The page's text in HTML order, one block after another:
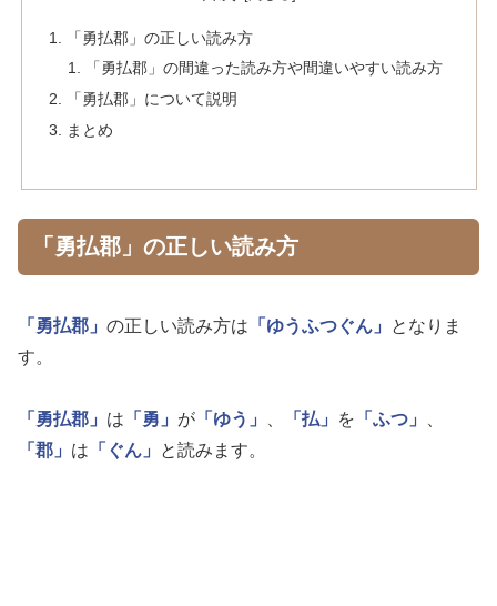
「勇払郡」の正しい読み方
「勇払郡」の間違った読み方や間違いやすい読み方
「勇払郡」について説明
まとめ
「勇払郡」の正しい読み方
「勇払郡」 の正しい読み方は 「ゆうふつぐん」
となりま
す。
「勇払郡」 は 「勇」 が 「ゆう」 「払」 を 「ふつ」
「郡」 は 「ぐん」 と読みます。